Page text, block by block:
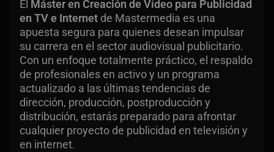
El Máster en Creación de Vídeo para Publicidad
en TV e Internet de Mastermedia es una
apuesta segura para quienes desean impulsar
su carrera en el sector audiovisual publicitario.
Con un enfoque totalmente práctico, el respaldo
de profesionales en activo y un programa
actualizado a las últimas tendencias de
dirección, producción, postproducción y
distribución, estarás preparado para afrontar
cualquier proyecto de publicidad en televisión y
en internet.